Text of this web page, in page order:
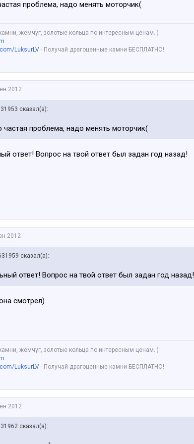
проблема, надо менять моторчик(
жемчуг, золотые кольца по интересным ценам. )
LuksurLV - Получай драгоценные камни БЕСПЛАТНО!
2012
сказал(а):
частая проблема, надо менять моторчик(
ответ! Вопрос на твой ответ был задан год назад!
2012
сказал(а):
ответ! Вопрос на твой ответ был задан год назад!
смотрел)
жемчуг, золотые кольца по интересным ценам. )
LuksurLV - Получай драгоценные камни БЕСПЛАТНО!
2012
сказал(а):